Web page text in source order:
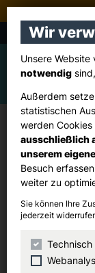
CDU
CDU
die
Pulheim
Wir
Unsere
notwendig
Außerdem
statistischen
werden
ausschließlich
unserem
Besuch
weiter zu
Sie können Ihre
jederzeit